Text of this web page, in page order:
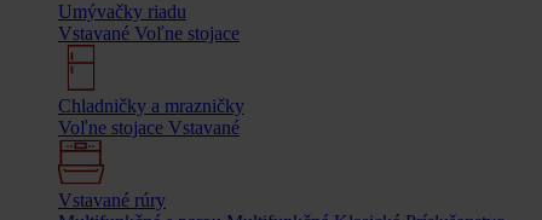
Umývačky riadu
Vstavané Voľne stojace
Chladničky a mrazničky
Voľne stojace Vstavané
Vstavané rúry